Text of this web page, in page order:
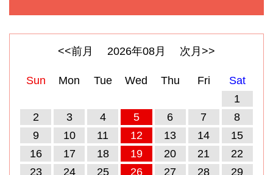
<<前月 2026年08月 次月>>
Sun Mon Tue Wed Thu Fri
Sat
1
2
3 4 5 6 7
8
9
10 11 12 13 14
15
16
17 18 19 20 21
22
23
24 25 26 27 28 29